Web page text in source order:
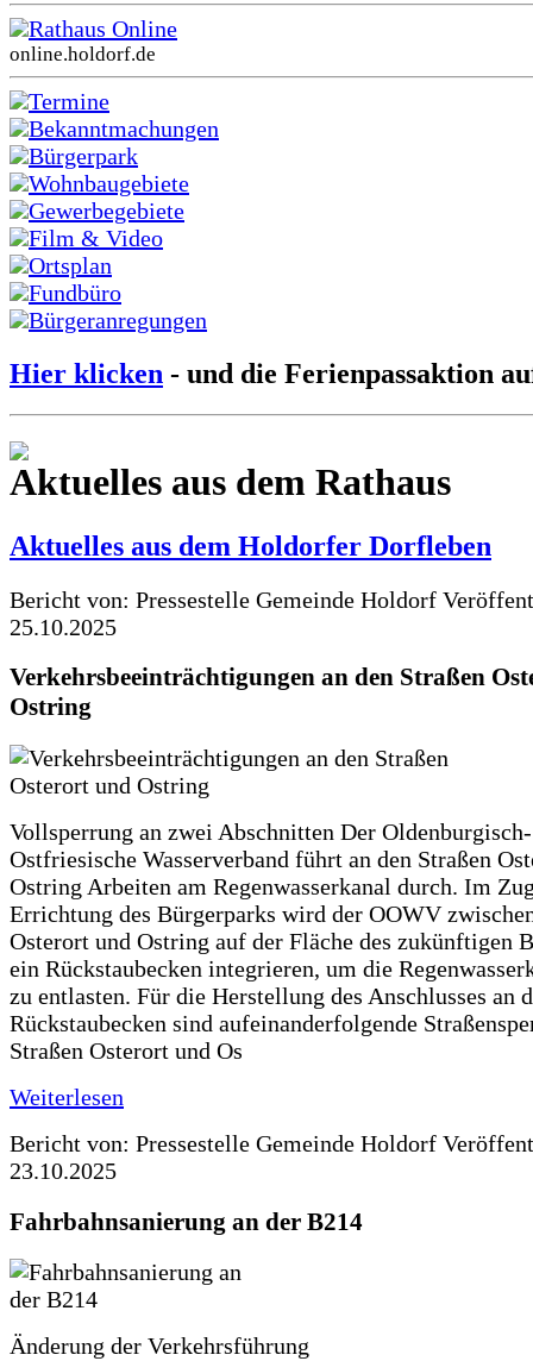
Rathaus Online
online.holdorf.de
Termine
Bekanntmachungen
Bürgerpark
Wohnbaugebiete
Gewerbegebiete
Film & Video
Ortsplan
Fundbüro
Bürgeranregungen
Hier klicken - und die Ferienpassaktion
Aktuelles aus dem Rathaus
Aktuelles aus dem Holdorfer Dorfleben
Bericht von: Pressestelle Gemeinde Holdorf
25.10.2025
Verkehrsbeeinträchtigungen an den Straßen
Ostring
Vollsperrung an zwei Abschnitten Der Oldenburgisch-
Ostfriesische Wasserverband führt an den Straßen
Ostring Arbeiten am Regenwasserkanal durch. Im
Errichtung des Bürgerparks wird der OOWV
Osterort und Ostring auf der Fläche des zukünftigen
ein Rückstaubecken integrieren, um die
zu entlasten. Für die Herstellung des Anschlusses an
Rückstaubecken sind aufeinanderfolgende
Straßen Osterort und Os
Weiterlesen
Bericht von: Pressestelle Gemeinde Holdorf
23.10.2025
Fahrbahnsanierung an der B214
Änderung der Verkehrsführung